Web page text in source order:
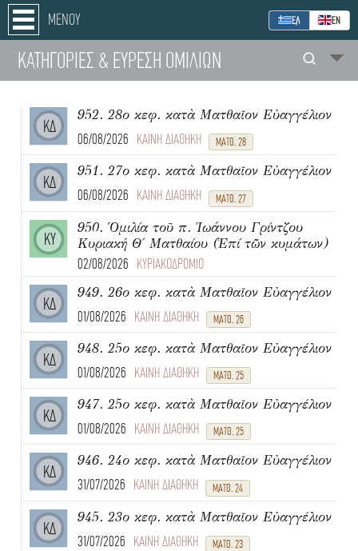
ΜΕΝΟΥ ΕΛ ΕΝ
ΚΑΤΗΓΟΡΙΕΣ & ΕΥΡΕΣΗ ΟΜΙΛΙΩΝ
ΚΔ
952. 28ο κεφ. κατὰ Ματθαῖον Εὐαγγέλιον
06/08/2026 ΚΑΙΝΗ ΔΙΑΘΗΚΗ ΜΑΤΘ. 28
ΚΔ
951. 27ο κεφ. κατὰ Ματθαῖον Εὐαγγέλιον
06/08/2026 ΚΑΙΝΗ ΔΙΑΘΗΚΗ ΜΑΤΘ. 27
ΚΥ
950. Ὁμιλία τοῦ π. Ἰωάννου Γρίντζου
Κυριακή Θ΄ Ματθαίου (Ἐπί τῶν κυμάτων)
02/08/2026 ΚΥΡΙΑΚΟΔΡΟΜΙΟ
ΚΔ
949. 26ο κεφ. κατὰ Ματθαῖον Εὐαγγέλιον
01/08/2026 ΚΑΙΝΗ ΔΙΑΘΗΚΗ ΜΑΤΘ. 26
ΚΔ
948. 25ο κεφ. κατὰ Ματθαῖον Εὐαγγέλιον
01/08/2026 ΚΑΙΝΗ ΔΙΑΘΗΚΗ ΜΑΤΘ. 25
ΚΔ
947. 25ο κεφ. κατὰ Ματθαῖον Εὐαγγέλιον
01/08/2026 ΚΑΙΝΗ ΔΙΑΘΗΚΗ ΜΑΤΘ. 25
ΚΔ
946. 24ο κεφ. κατὰ Ματθαῖον Εὐαγγέλιον
31/07/2026 ΚΑΙΝΗ ΔΙΑΘΗΚΗ ΜΑΤΘ. 24
ΚΔ
945. 23ο κεφ. κατὰ Ματθαῖον Εὐαγγέλιον
31/07/2026 ΚΑΙΝΗ ΔΙΑΘΗΚΗ ΜΑΤΘ. 23